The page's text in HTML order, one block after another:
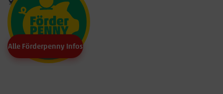
Alle Förderpenny Infos